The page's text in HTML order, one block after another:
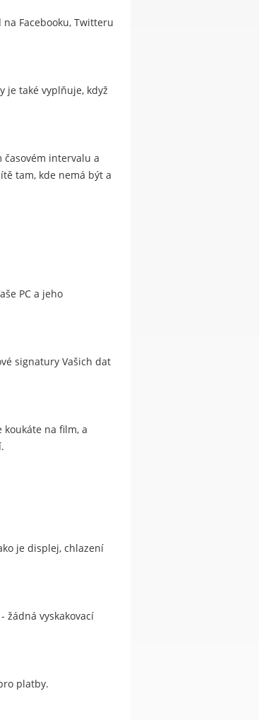
Facebooku, Twitteru
je také vyplňuje, když
časovém intervalu a
tam, kde nemá být a
PC a jeho
signatury Vašich dat
na film, a
je displej, chlazení
žádná vyskakovací
platby.